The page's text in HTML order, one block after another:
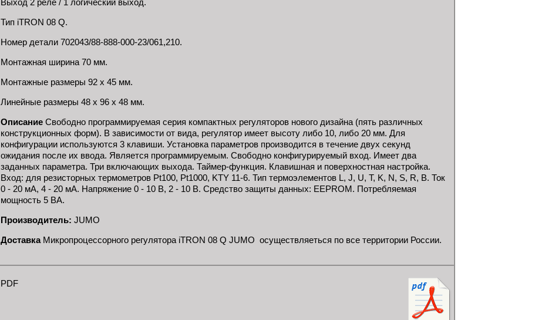
Выход 2 реле / 1 логический выход.
Тип iTRON 08 Q.
Номер детали 702043/88-888-000-23/061,210.
Монтажная ширина 70 мм.
Монтажные размеры 92 x 45 мм.
Линейные размеры 48 x 96 x 48 мм.
ОписаниеСвободно программируемая серия компактных регуляторов нового дизайна (пять различных
конструкционных форм). В зависимости от вида, регулятор имеет высоту либо 10, либо 20 мм. Для
конфигурации используются 3 клавиши. Установка параметров производится в течение двух секунд
ожидания после их ввода. Является программируемым. Свободно конфигурируемый вход. Имеет два
заданных параметра. Три включающих выхода. Таймер-функция. Клавишная и поверхностная настройка.
Вход: для резисторных термометров Pt100, Pt1000, KTY 11-6. Тип термоэлементов L, J, U, T, K, N, S, R, B. Ток
0 - 20 мA, 4 - 20 мA. Напряжение 0 - 10 В, 2 - 10 В. Средство защиты данных: EEPROM. Потребляемая
мощность 5 ВА.
Производитель: JUMO
ДоставкаМикропроцессорного регулятора iTRON 08 Q JUMO осуществляеться по все территории России.
PDF